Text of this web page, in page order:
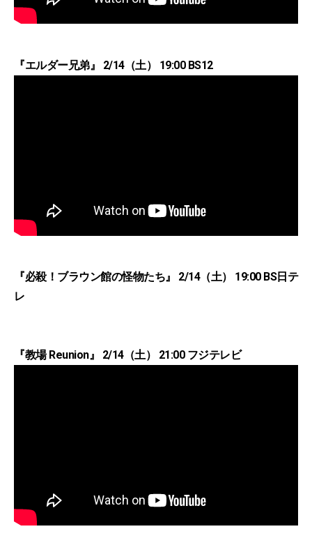
『エルダー兄弟』 2/14（土） 19:00 BS12
『必殺！ブラウン館の怪物たち』 2/14（土） 19:00 BS日テ
レ
『教場 Reunion』 2/14（土） 21:00 フジテレビ